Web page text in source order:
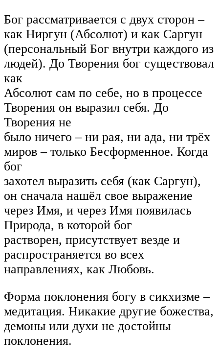
Бог рассматривается с двух сторон –
как Ниргун (Абсолют) и как Саргун
(персональный Бог внутри каждого из
людей). До Творения бог существовал
как
Абсолют сам по себе, но в процессе
Творения он выразил себя. До
Творения не
было ничего – ни рая, ни ада, ни трёх
миров – только Бесформенное. Когда
бог
захотел выразить себя (как Саргун),
он сначала нашёл свое выражение
через Имя, и через Имя появилась
Природа, в которой бог
растворен, присутствует везде и
распространяется во всех
направлениях, как Любовь.
Форма поклонения богу в сикхизме –
медитация. Никакие другие божества,
демоны или духи не достойны
поклонения.